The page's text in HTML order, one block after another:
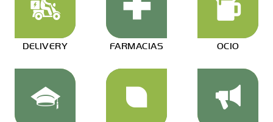
DELIVERY FARMACIAS OCIO